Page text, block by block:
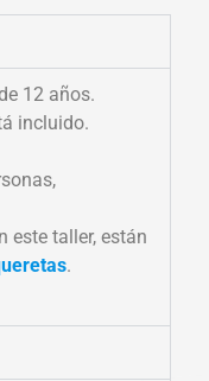
12 años.
incluido.
este taller, están
.